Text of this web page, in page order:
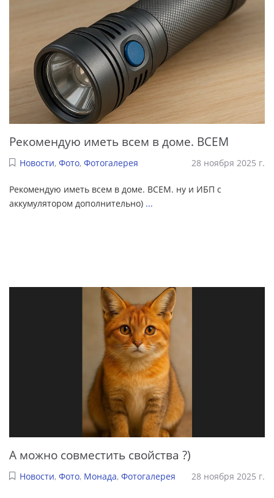
Рекомендую иметь всем в доме. ВСЕМ
Новости, Фото, Фотогалерея 28 ноября 2025 г.
Рекомендую иметь всем в доме. ВСЕМ. ну и ИБП с
аккумулятором дополнительно) ...
А можно совместить свойства ?)
Новости, Фото, Монада, Фотогалерея 28 ноября 2025 г.